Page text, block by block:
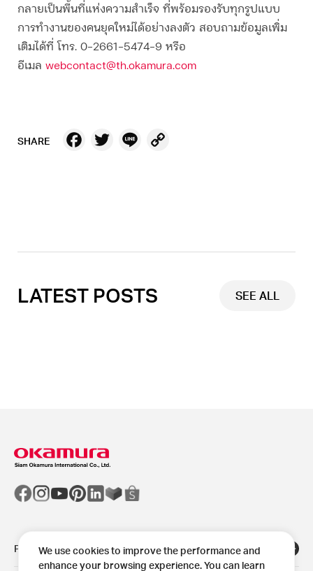
We use cookies to improve the performance and
enhance your browsing experience. You can learn
กลายเป็นพื้นที่แห่งความสำเร็จ ที่พร้อมรองรับทุกรูปแบบ
การทำงานของคนยุคใหม่ได้อย่างลงตัว สอบถามข้อมูลเพิ่ม
เติมได้ที่ โทร. 0-2661-5474-9 หรือ
อีเมล webcontact@th.okamura.com
SHARE Facebook
Twitter
Line
LATEST POSTS SEE ALL
Products